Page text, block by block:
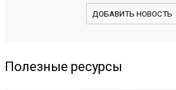
ДОБАВИТЬ НОВОСТЬ
Полезные ресурсы